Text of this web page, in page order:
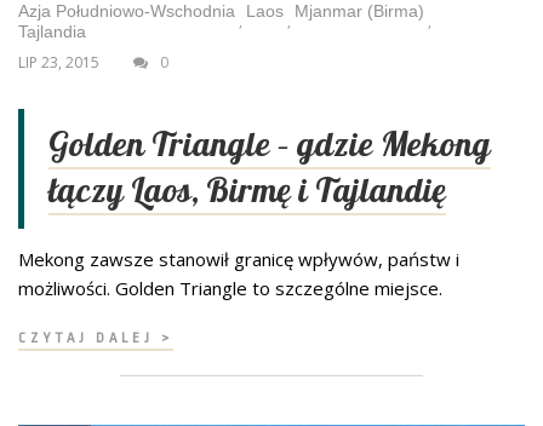
Azja Południowo-Wschodnia , Laos , Mjanmar (Birma) ,
Tajlandia
LIP 23, 2015 0
Golden Triangle – gdzie Mekong
łączy Laos, Birmę i Tajlandię
Mekong zawsze stanowił granicę wpływów, państw i
możliwości. Golden Triangle to szczególne miejsce.
CZYTAJ DALEJ >